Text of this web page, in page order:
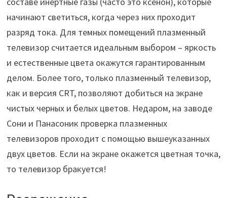
начинают светиться, когда через них проходит
разряд тока. Для темных помещений плазменный
телевизор считается идеальным выбором – яркость
и естественные цвета окажутся гарантированным
делом. Более того, только плазменный телевизор,
как и версия CRT, позволяют добиться на экране
чистых черных и белых цветов. Недаром, на заводе
Сони и Панасоник проверка плазменных
телевизоров проходит с помощью вышеуказанных
двух цветов. Если на экране окажется цветная точка,
то телевизор бракуется!